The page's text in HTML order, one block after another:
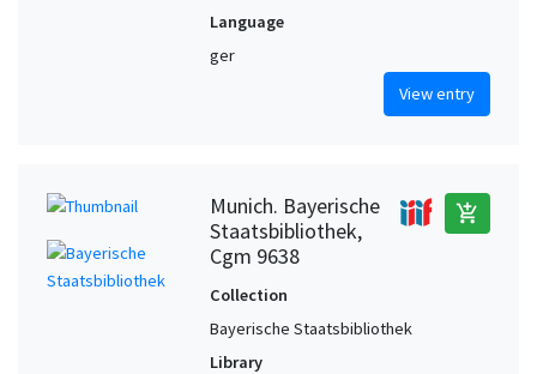
Language
ger
View entry
Munich. Bayerische
Staatsbibliothek,
Cgm 9638
add_shopping_cart
Collection
Bayerische Staatsbibliothek
Library